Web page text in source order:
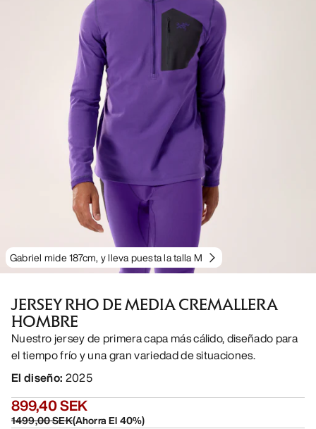
Gabriel mide 187cm, y lleva puesta la talla M
JERSEY RHO DE MEDIA CREMALLERA
HOMBRE
Nuestro jersey de primera capa más cálido, diseñado para
el tiempo frío y una gran variedad de situaciones.
El diseño: 2025
899,40 SEK
1499,00 SEK(Ahorra El40%)